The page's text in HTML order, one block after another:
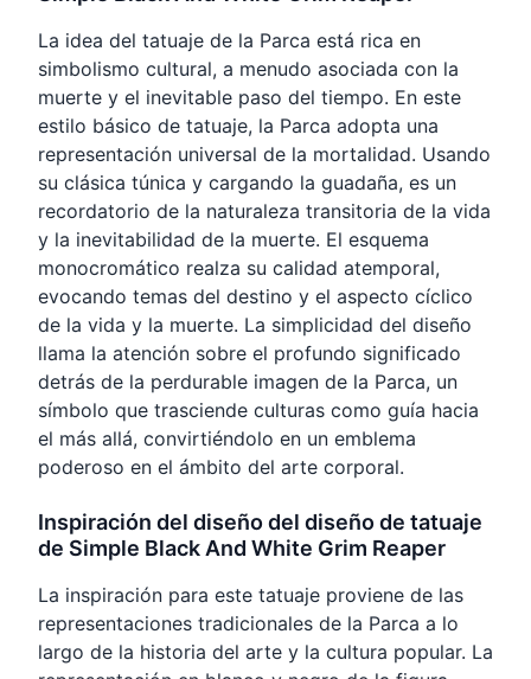
La idea del tatuaje de la Parca está rica en
simbolismo cultural, a menudo asociada con la
muerte y el inevitable paso del tiempo. En este
estilo básico de tatuaje, la Parca adopta una
representación universal de la mortalidad. Usando
su clásica túnica y cargando la guadaña, es un
recordatorio de la naturaleza transitoria de la vida
y la inevitabilidad de la muerte. El esquema
monocromático realza su calidad atemporal,
evocando temas del destino y el aspecto cíclico
de la vida y la muerte. La simplicidad del diseño
llama la atención sobre el profundo significado
detrás de la perdurable imagen de la Parca, un
símbolo que trasciende culturas como guía hacia
el más allá, convirtiéndolo en un emblema
poderoso en el ámbito del arte corporal.
Inspiración del diseño del diseño de tatuaje
de Simple Black And White Grim Reaper
La inspiración para este tatuaje proviene de las
representaciones tradicionales de la Parca a lo
largo de la historia del arte y la cultura popular. La